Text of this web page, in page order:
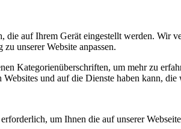
die auf Ihrem Gerät eingestellt werden. Wir
unserer Website anpassen.
Kategorienüberschriften, um mehr zu
und auf die Dienste haben kann,
um Ihnen die auf unserer